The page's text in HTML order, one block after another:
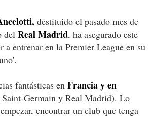
destituido el pasado mes de
del Real Madrid, ha asegurado este
a entrenar en la Premier League en su
fantásticas en Francia y en
Saint-Germain y Real Madrid). Lo
encontrar un club que tenga